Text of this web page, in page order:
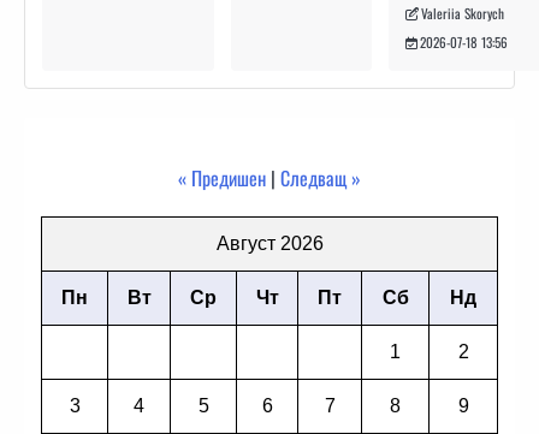
Valeriia Skorych
2026-07-18 13:56
« Предишен | Следващ »
Август 2026
Пн Вт Ср Чт Пт Сб Нд
1 2
3 4 5 6 7 8 9